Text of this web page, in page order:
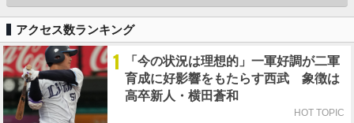
アクセス数ランキング
1
「今の状況は理想的」一軍好調が二軍
育成に好影響をもたらす西武 象徴は
高卒新人・横田蒼和
HOT TOPIC